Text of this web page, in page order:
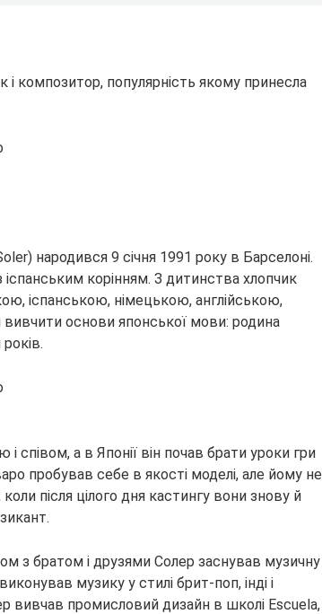
і композитор, популярність якому принесла
народився 9 січня 1991 року в Барселоні.
корінням. З дитинства хлопчик
іспанською, німецькою, англійською,
вивчити основи японської мови: родина
співом, а в Японії він почав брати уроки гри
пробував себе в якості моделі, але йому не
після цілого дня кастингу вони знову й
з братом і друзями Солер заснував музичну
музику у стилі брит-поп, інді і
вивчав промисловий дизайн в школі Escuela,